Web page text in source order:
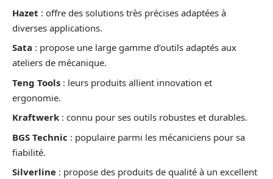
Hazet : offre des solutions très précises adaptées à
diverses applications.
Sata : propose une large gamme d’outils adaptés aux
ateliers de mécanique.
Teng Tools : leurs produits allient innovation et
ergonomie.
Kraftwerk : connu pour ses outils robustes et durables.
BGS Technic : populaire parmi les mécaniciens pour sa
fiabilité.
Silverline : propose des produits de qualité à un excellent